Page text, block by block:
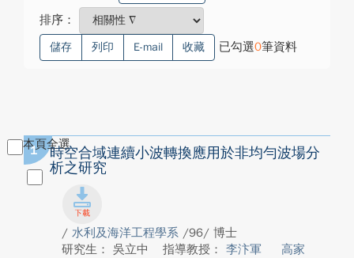
排序：
儲存 列印 E-mail 收藏 已勾選0筆資料
本頁全選
1
時空合域連續小波轉換應用於非均勻波場分
析之研究
/ 水利及海洋工程學系 /96/ 博士
研究生： 吳立中
指導教授： 李汴軍
高家